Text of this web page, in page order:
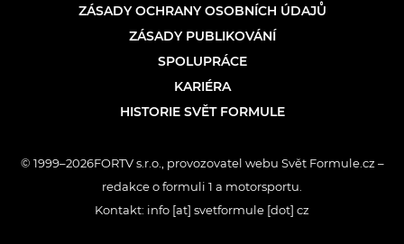
ZÁSADY OCHRANY OSOBNÍCH ÚDAJŮ
ZÁSADY PUBLIKOVÁNÍ
SPOLUPRÁCE
KARIÉRA
HISTORIE SVĚT FORMULE
© 1999–2026FORTV s.r.o., provozovatel webu Svět Formule.cz –
redakce o formuli 1 a motorsportu.
Kontakt: info [at] svetformule [dot] cz